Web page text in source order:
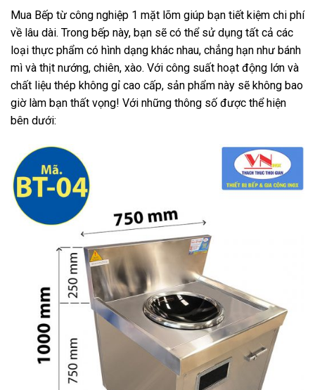
Mua Bếp từ công nghiệp 1 mặt lõm giúp bạn tiết kiệm chi phí
về lâu dài. Trong bếp này, bạn sẽ có thể sử dụng tất cả các
loại thực phẩm có hình dạng khác nhau, chẳng hạn như bánh
mì và thịt nướng, chiên, xào. Với công suất hoạt động lớn và
chất liệu thép không gỉ cao cấp, sản phẩm này sẽ không bao
giờ làm bạn thất vọng! Với những thông số được thể hiện
bên dưới: